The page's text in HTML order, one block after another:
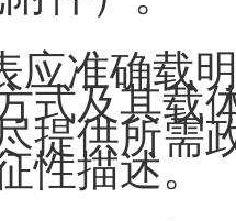
应准确载
式及其载
提供所需
性描述。